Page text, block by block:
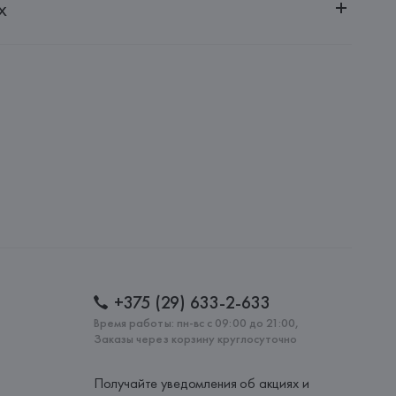
г. Минск, ул. Немига, 5, пом. 39
+375 (29) 633-2-633
Время работы: пн-вс с 09:00 до 21:00,
Заказы через корзину круглосуточно
Получайте уведомления об акциях и